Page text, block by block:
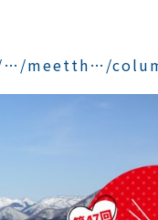
meetth…/